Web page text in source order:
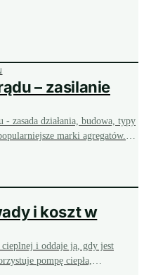
– zasilanie
zasada działania, budowa, typy
marki agregatów.
pracy przy przerwach w
i koszt w
i oddaje ją, gdy jest
pompę ciepła,